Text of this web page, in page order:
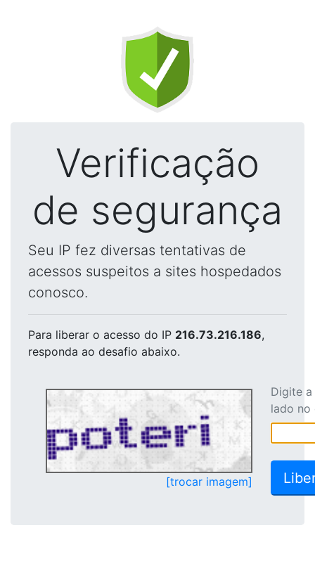
Verificação
de segurança
Seu IP fez diversas tentativas de
acessos suspeitos a sites hospedados
conosco.
Para liberar o acesso do IP 216.73.216.186,
responda ao desafio abaixo.
[trocar imagem]
Digite
lado no